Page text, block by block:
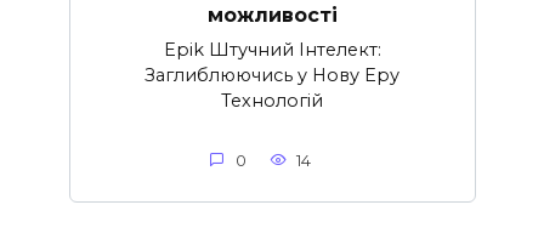
можливості
Epik Штучний Інтелект:
Заглиблюючись у Нову Еру
Технологій
0 14